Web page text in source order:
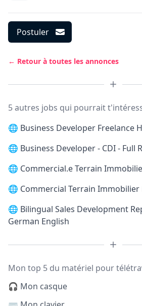
Postuler
← Retour à toutes les annonces
5 autres jobs qui pourrait
🌐 Business Developer Freelance
🌐 Business Developer - CDI - Full
🌐 Commercial.e Terrain
🌐 Commercial Terrain Immobilier
🌐 Bilingual Sales Development
German English
Mon top 5 du matériel pour
🎧 Mon casque